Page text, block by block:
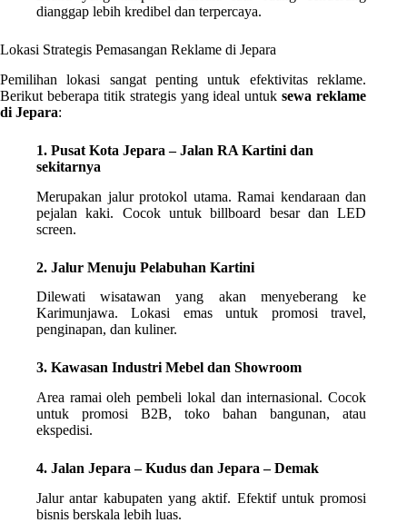
dianggap lebih kredibel dan terpercaya.
Lokasi Strategis Pemasangan Reklame di Jepara
Pemilihan lokasi sangat penting untuk efektivitas reklame.
Berikut beberapa titik strategis yang ideal untuksewa reklame
di Jepara:
1. Pusat Kota Jepara – Jalan RA Kartini dan
sekitarnya
Merupakan jalur protokol utama. Ramai kendaraan dan
pejalan kaki. Cocok untuk billboard besar dan LED
screen.
2. Jalur Menuju Pelabuhan Kartini
Dilewati wisatawan yang akan menyeberang ke
Karimunjawa. Lokasi emas untuk promosi travel,
penginapan, dan kuliner.
3. Kawasan Industri Mebel dan Showroom
Area ramai oleh pembeli lokal dan internasional. Cocok
untuk promosi B2B, toko bahan bangunan, atau
ekspedisi.
4. Jalan Jepara – Kudus dan Jepara – Demak
Jalur antar kabupaten yang aktif. Efektif untuk promosi
bisnis berskala lebih luas.